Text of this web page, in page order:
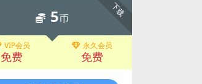
下载
5币
VIP会员
免费
永久会员
免费